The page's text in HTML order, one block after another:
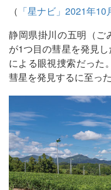
（ 「星ナビ」2021年10
静岡県掛川の五明（ご
が1つ目の彗星を発見
による眼視捜索だった
彗星を発見するに至った